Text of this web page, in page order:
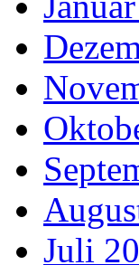
Juli